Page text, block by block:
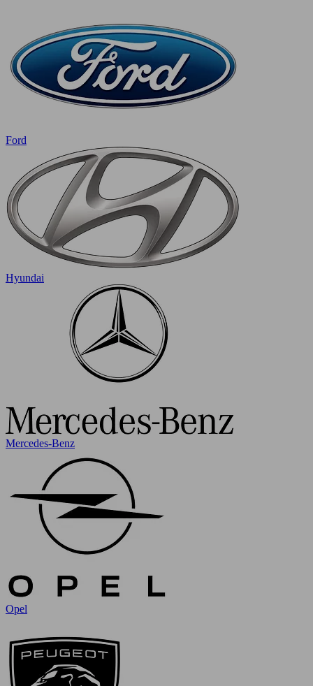
Ford
Hyundai
Mercedes-Benz
Opel